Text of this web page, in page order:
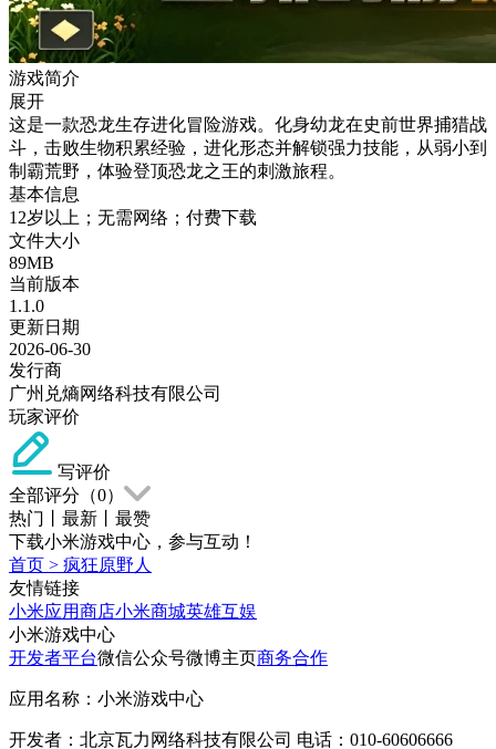
游戏简介
展开
这是一款恐龙生存进化冒险游戏。化身幼龙在史前世界捕猎战
斗，击败生物积累经验，进化形态并解锁强力技能，从弱小到
制霸荒野，体验登顶恐龙之王的刺激旅程。
基本信息
12岁以上；无需网络；付费下载
文件大小
89MB
当前版本
1.1.0
更新日期
2026-06-30
发行商
广州兑熵网络科技有限公司
玩家评价
写评价
全部评分（0）
热门
最新
最赞
下载小米游戏中心，参与互动！
首页 > 疯狂原野人
友情链接
小米应用商店小米商城英雄互娱
小米游戏中心
开发者平台微信公众号微博主页商务合作
应用名称：小米游戏中心
开发者：北京瓦力网络科技有限公司 电话：010-60606666